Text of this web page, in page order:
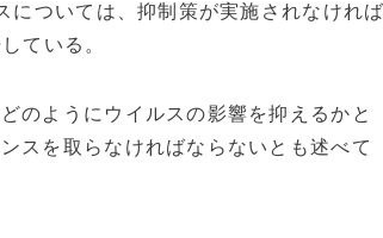
については、抑制策が実施されなけれ
ている。
のようにウイルスの影響を抑えるかと
スを取らなければならないとも述べて